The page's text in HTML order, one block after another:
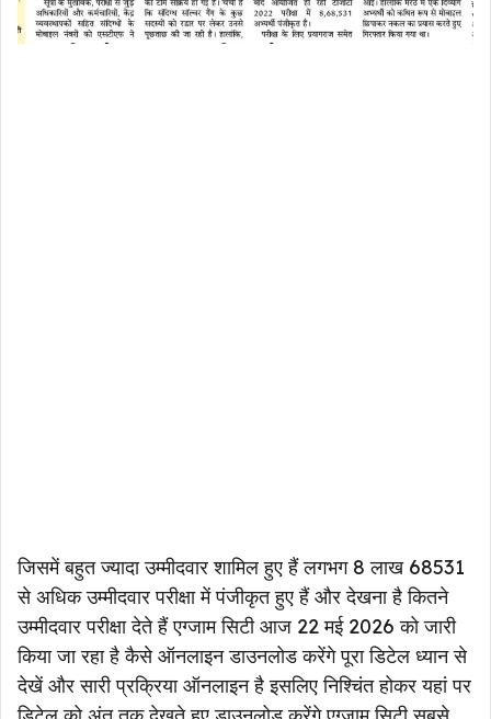
जिसमें बहुत ज्यादा उम्मीदवार शामिल हुए हैं लगभग 8 लाख 68531
से अधिक उम्मीदवार परीक्षा में पंजीकृत हुए हैं और देखना है कितने
उम्मीदवार परीक्षा देते हैं एग्जाम सिटी आज 22 मई 2026 को जारी
किया जा रहा है कैसे ऑनलाइन डाउनलोड करेंगे पूरा डिटेल ध्यान से
देखें और सारी प्रक्रिया ऑनलाइन है इसलिए निश्चिंत होकर यहां पर